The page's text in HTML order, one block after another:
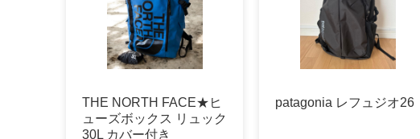
THE NORTH FACE★ヒ
ューズボックス リュック
30L カバー付き
patagonia レフュジオ26